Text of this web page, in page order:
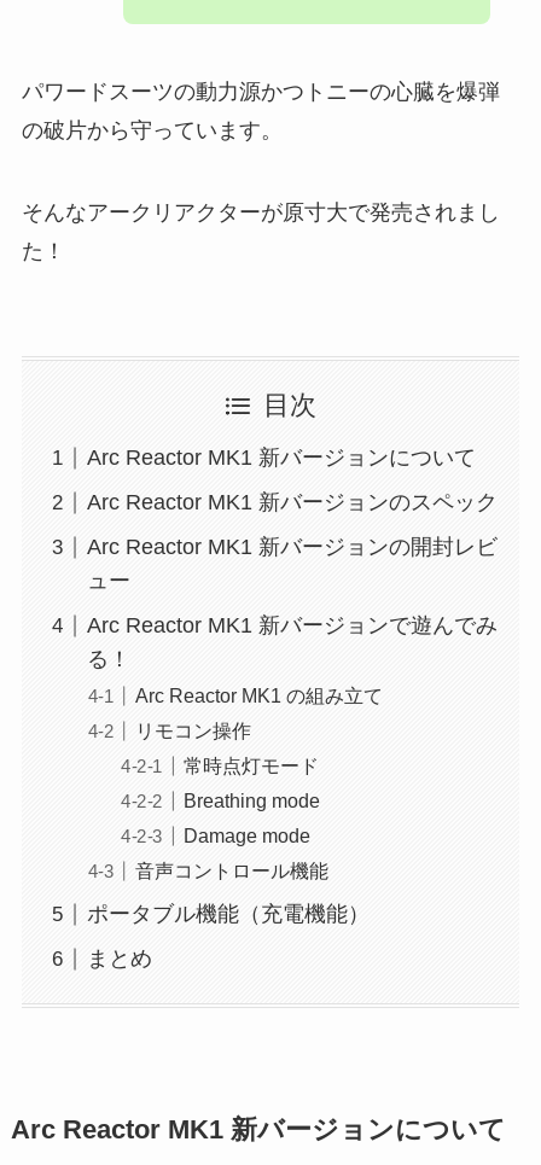
パワードスーツの動力源かつトニーの心臓を爆弾
の破片から守っています。
そんなアークリアクターが原寸大で発売されまし
た！
目次
Arc Reactor MK1 新バージョンについて
Arc Reactor MK1 新バージョンのスペック
Arc Reactor MK1 新バージョンの開封レビ
ュー
Arc Reactor MK1 新バージョンで遊んでみ
る！
Arc Reactor MK1 の組み立て
リモコン操作
常時点灯モード
Breathing mode
Damage mode
音声コントロール機能
ポータブル機能（充電機能）
まとめ
Arc Reactor MK1 新バージョンについて